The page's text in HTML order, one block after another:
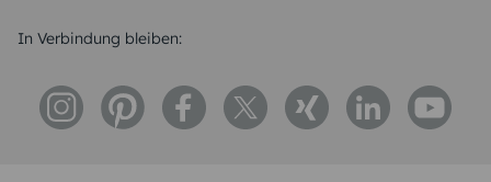
In Verbindung bleiben: